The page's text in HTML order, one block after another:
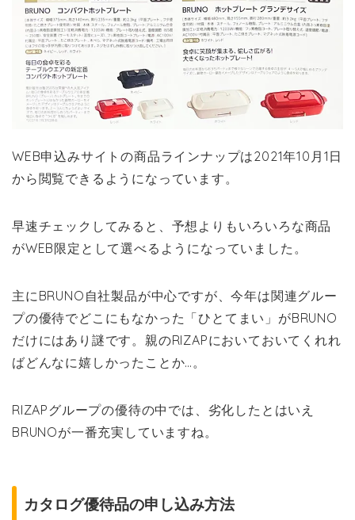
WEB申込みサイトの商品ラインナップは2021年10月1日
から閲覧できるようになっています。
早速チェックしてみると、予想よりもいろいろな商品
がWEB限定として選べるようになっていました。
主にBRUNO自社製品が中心ですが、今年は関連グルー
プの優待でどこにもなかった「ひとてまい」がBRUNO
だけにはあり謎です。親のRIZAPにおいておいてくれれ
ばどんなに嬉しかったことか…。
RIZAPグループの優待の中では、劣化したとはいえ
BRUNOが一番充実していますね。
カタログ優待品の申し込み方法